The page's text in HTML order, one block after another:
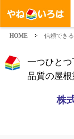
HOME > 信頼でき
一つひと
品質の屋
株